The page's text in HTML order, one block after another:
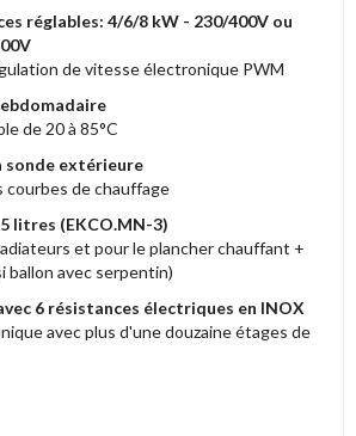
réglables: 4/6/8 kW - 230/400V ou
de vitesse électronique PWM
de 20 à 85°C
sonde extérieure
courbes de chauffage
litres (EKCO.MN-3)
et pour le plancher chauffant +
ballon avec serpentin)
6 résistances électriques en INOX
avec plus d'une douzaine étages de